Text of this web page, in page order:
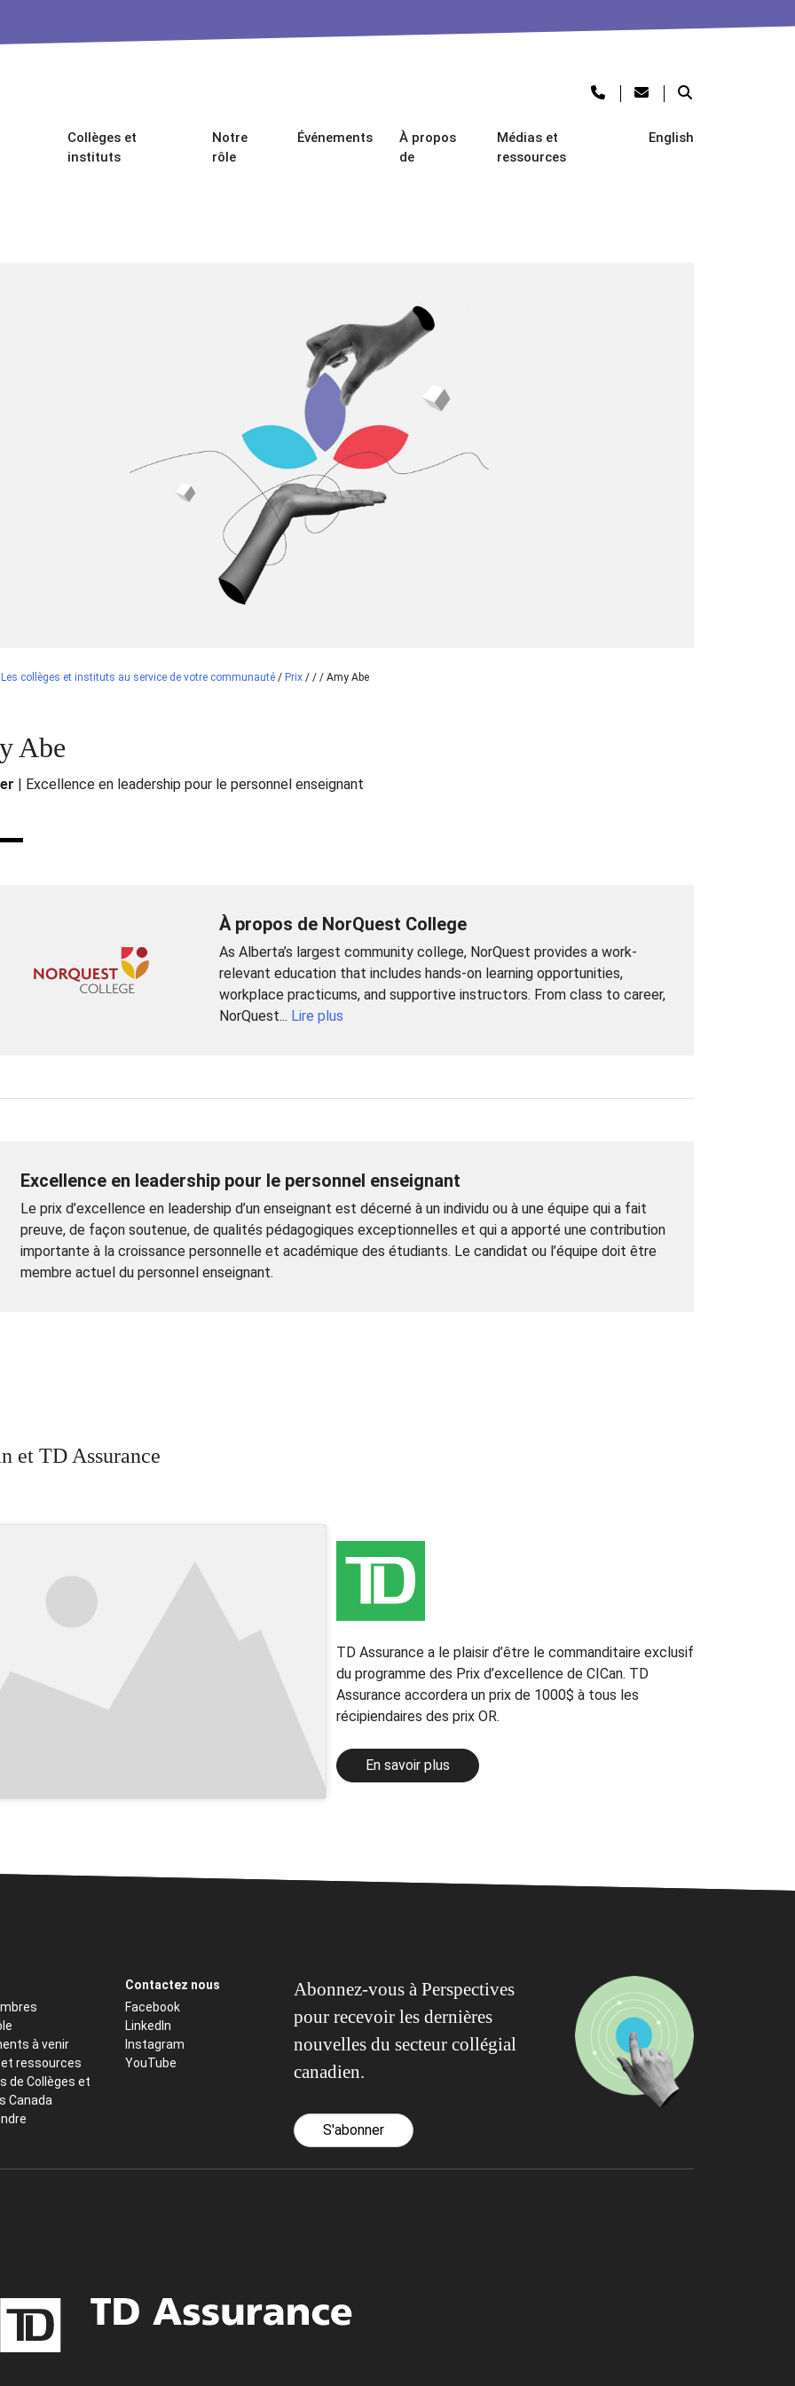
Collèges et
instituts
Notre
rôle
Événements
À propos
de
Médias et
ressources
English
Les collèges et instituts au service de votre communauté / Prix / / / Amy Abe
Abe
| Excellence en leadership pour le personnel enseignant
À propos de NorQuest College
As Alberta’s largest community college, NorQuest provides a work-
relevant education that includes hands-on learning opportunities,
workplace practicums, and supportive instructors. From class to career,
NorQuest... Lire plus
Excellence en leadership pour le personnel enseignant
Le prix d’excellence en leadership d’un enseignant est décerné à un individu ou à une équipe qui a fait
preuve, de façon soutenue, de qualités pédagogiques exceptionnelles et qui a apporté une contribution
importante à la croissance personnelle et académique des étudiants. Le candidat ou l’équipe doit être
membre actuel du personnel enseignant.
et TD Assurance
TD Assurance a le plaisir d’être le commanditaire exclusif
du programme des Prix d’excellence de CICan. TD
Assurance accordera un prix de 1000$ à tous les
récipiendaires des prix OR.
En savoir plus
à venir
ressources
de Collèges et
Canada
Contactez nous
Facebook
LinkedIn
Instagram
YouTube
Abonnez-vous à Perspectives
pour recevoir les dernières
nouvelles du secteur collégial
canadien.
S'abonner